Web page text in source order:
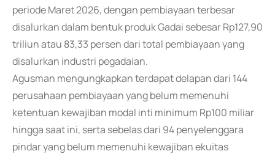
periode Maret 2026, dengan pembiayaan terbesar
disalurkan dalam bentuk produk Gadai sebesar Rp127,90
triliun atau 83,33 persen dari total pembiayaan yang
disalurkan industri pegadaian.
Agusman mengungkapkan terdapat delapan dari 144
perusahaan pembiayaan yang belum memenuhi
ketentuan kewajiban modal inti minimum Rp100 miliar
hingga saat ini, serta sebelas dari 94 penyelenggara
pindar yang belum memenuhi kewajiban ekuitas